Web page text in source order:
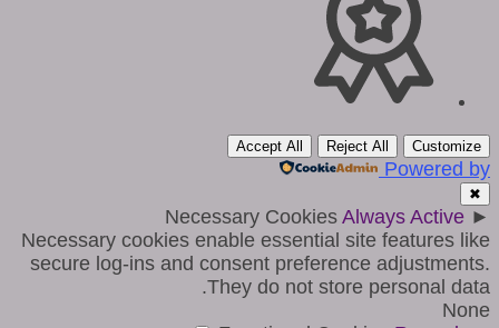
Customize
Reject All
Accept All
Powered by
✖
►
Necessary Cookies Always Active
Necessary cookies enable essential site features like
secure log-ins and consent preference adjustments.
They do not store personal data.
None